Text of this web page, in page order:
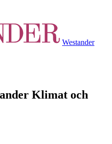
Westander
Klimat och